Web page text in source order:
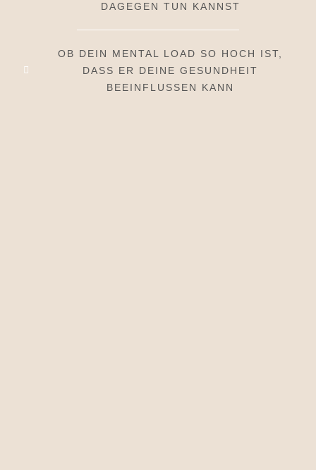
DAGEGEN TUN KANNST
OB DEIN MENTAL LOAD SO HOCH IST,
DASS ER DEINE GESUNDHEIT
BEEINFLUSSEN KANN